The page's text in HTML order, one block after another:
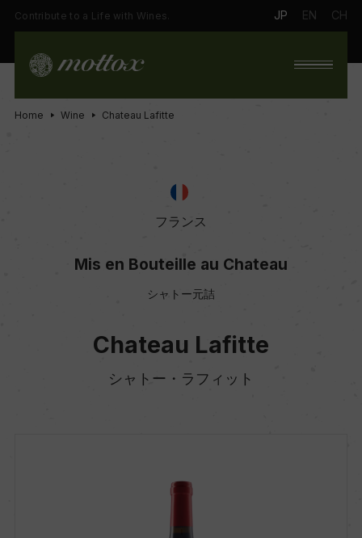
Contribute to a Life with Wines. JP EN CH
Home Wine Chateau Lafitte
フランス
Mis en Bouteille au Chateau
シャトー元詰
Chateau Lafitte
シャトー・ラフィット